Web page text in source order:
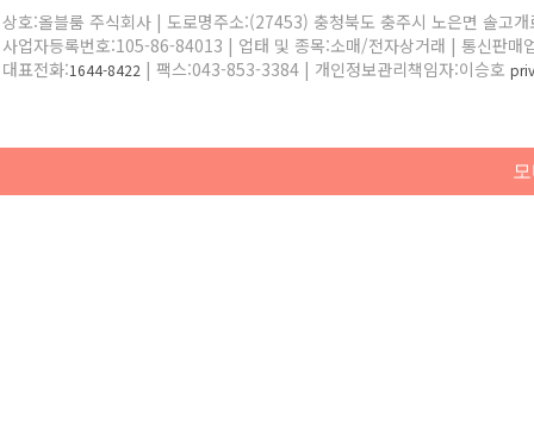
상호:올블룸 주식회사 | 도로명주소:(27453) 충청북도 충주시 노은면 솔고
사업자등록번호:105-86-84013 | 업태 및 종목:소매/전자상거래 | 통신판매
대표전화:1644-8422 | 팩스:043-853-3384 | 개인정보관리책임자:이승호